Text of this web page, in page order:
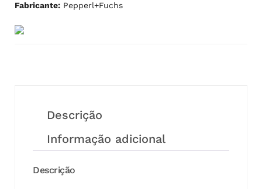
Fabricante: Pepperl+Fuchs
Descrição
Informação adicional
Descrição